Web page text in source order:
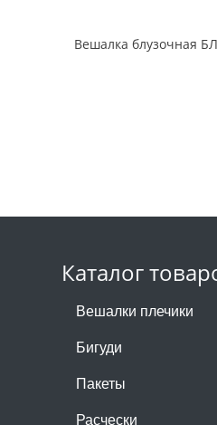
Вешалка блузочная
Каталог
Вешалки плечики
Бигуди
Пакеты
Расчески